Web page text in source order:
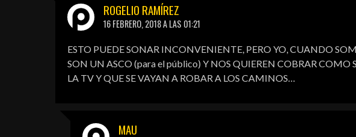
ROGELIO RAMÍREZ
16 FEBRERO, 2018 A LAS 01:21
ESTO PUEDE SONAR INCONVENIENTE, PERO YO, CUANDO
SON UN ASCO (para el público) Y NOS QUIEREN COBRAR COMO
LA TV Y QUE SE VAYAN A ROBAR A LOS CAMINOS…
MAU